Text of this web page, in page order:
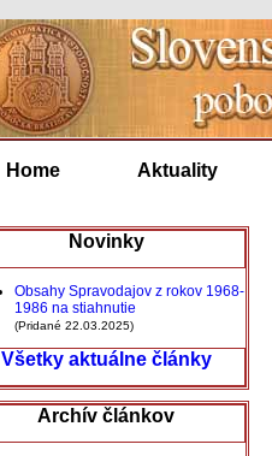
Home Aktuality
Novinky
Obsahy Spravodajov z rokov 1968-
1986 na stiahnutie
(Pridané 22.03.2025)
Všetky aktuálne články
Archív článkov